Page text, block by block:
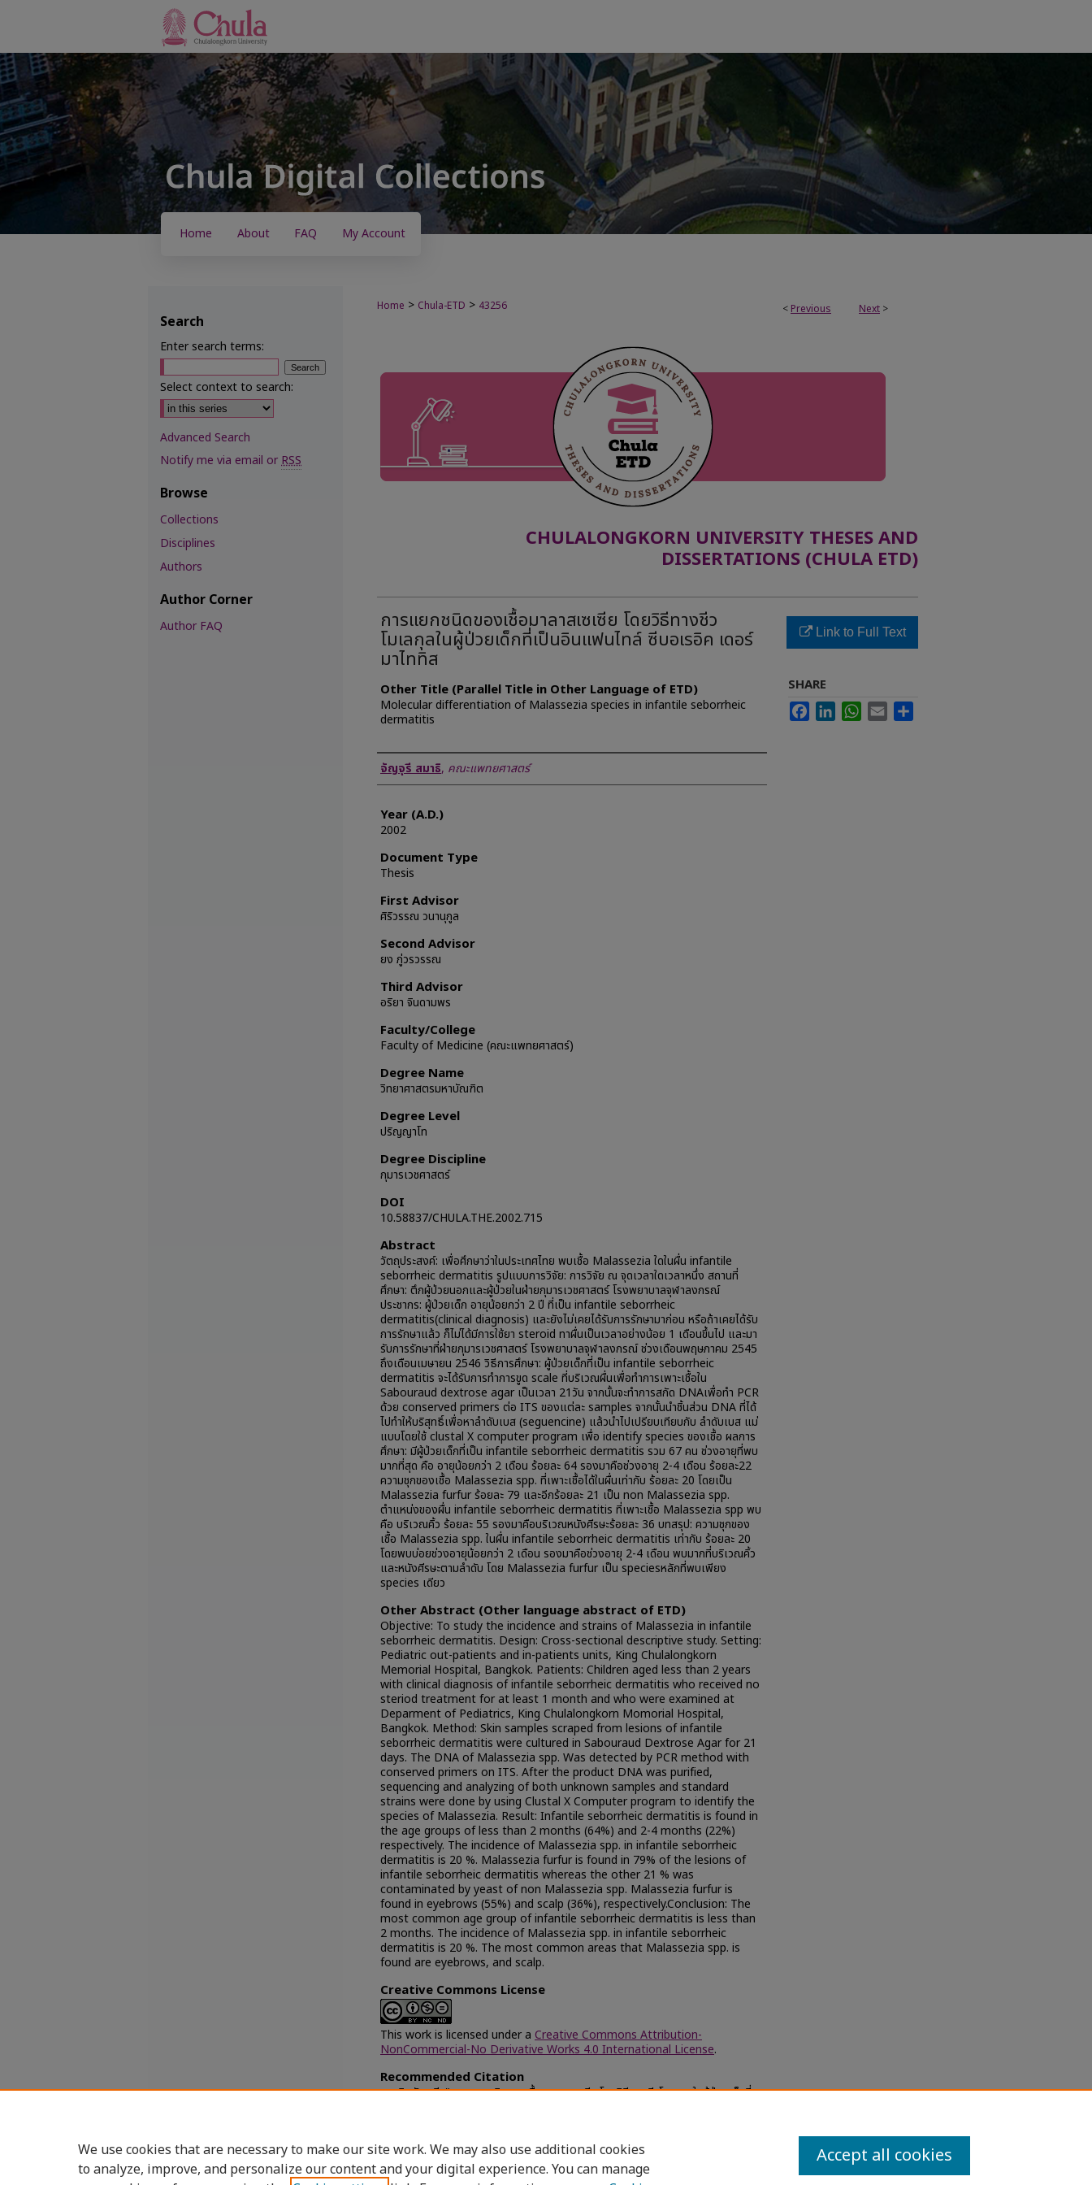
Home About FAQ My Account
< Previous Next >
Home > Chula-ETD > 43256
CHULALONGKORN UNIVERSITY THESES AND
DISSERTATIONS (CHULA ETD)
การแยกชนิดของเชื้อมาลาสเซเซีย โดยวิธีทางชีว
โมเลกุลในผู้ป่วยเด็กที่เป็นอินแฟนไทล์ ซีบอเรอิค เดอร์
มาไททิส
Other Title (Parallel Title in Other Language of ETD)
Molecular differentiation of Malassezia species in infantile seborrheic
dermatitis
Author
จัญจุรี สมาธิ, คณะแพทยศาสตร์
Year (A.D.)
2002
Document Type
Thesis
First Advisor
ศิริวรรณ วนานุกูล
Second Advisor
ยง ภู่วรวรรณ
Third Advisor
อริยา จินดามพร
Faculty/College
Faculty of Medicine (คณะแพทยศาสตร์)
Degree Name
วิทยาศาสตรมหาบัณฑิต
Degree Level
ปริญญาโท
Degree Discipline
กุมารเวชศาสตร์
DOI
10.58837/CHULA.THE.2002.715
Abstract
วัตถุประสงค์: เพื่อศึกษาว่าในประเทศไทย พบเชื้อ Malassezia ใดในผื่น infantile
seborrheic dermatitis รูปแบบการวิจัย: การวิจัย ณ จุดเวลาใดเวลาหนึ่ง สถานที่
ศึกษา: ตึกผู้ป่วยนอกและผู้ป่วยในฝ่ายกุมารเวชศาสตร์ โรงพยาบาลจุฬาลงกรณ์
ประชากร: ผู้ป่วยเด็ก อายุน้อยกว่า 2 ปี ที่เป็น infantile seborrheic
dermatitis(clinical diagnosis) และยังไม่เคยได้รับการรักษามาก่อน หรือถ้าเคยได้รับ
การรักษาแล้ว ก็ไม่ได้มีการใช้ยา steroid ทาผื่นเป็นเวลาอย่างน้อย 1 เดือนขึ้นไป และมา
รับการรักษาที่ฝ่ายกุมารเวชศาสตร์ โรงพยาบาลจุฬาลงกรณ์ ช่วงเดือนพฤษภาคม 2545
ถึงเดือนเมษายน 2546 วิธีการศึกษา: ผู้ป่วยเด็กที่เป็น infantile seborrheic
dermatitis จะได้รับการทำการขูด scale ที่บริเวณผื่นเพื่อทำการเพาะเชื้อใน
Sabouraud dextrose agar เป็นเวลา 21วัน จากนั้นจะทำการสกัด DNAเพื่อทำ PCR
ด้วย conserved primers ต่อ ITS ของแต่ละ samples จากนั้นนำชิ้นส่วน DNA ที่ได้
ไปทำให้บริสุทธิ์เพื่อหาลำดับเบส (seguencine) แล้วนำไปเปรียบเทียบกับ ลำดับเบส แม่
แบบโดยใช้ clustal X computer program เพื่อ identify species ของเชื้อ ผลการ
ศึกษา: มีผู้ป่วยเด็กที่เป็น infantile seborrheic dermatitis รวม 67 คน ช่วงอายุที่พบ
มากที่สุด คือ อายุน้อยกว่า 2 เดือน ร้อยละ 64 รองมาคือช่วงอายุ 2-4 เดือน ร้อยละ22
ความชุกของเชื้อ Malassezia spp. ที่เพาะเชื้อได้ในผื่นเท่ากับ ร้อยละ 20 โดยเป็น
Malassezia furfur ร้อยละ 79 และอีกร้อยละ 21 เป็น non Malassezia spp.
ตำแหน่งของผื่น infantile seborrheic dermatitis ที่เพาะเชื้อ Malassezia spp พบ
คือ บริเวณคิ้ว ร้อยละ 55 รองมาคือบริเวณหนังศีรษะร้อยละ 36 บทสรุป: ความชุกของ
เชื้อ Malassezia spp. ในผื่น infantile seborrheic dermatitis เท่ากับ ร้อยละ 20
โดยพบบ่อยช่วงอายุน้อยกว่า 2 เดือน รองมาคือช่วงอายุ 2-4 เดือน พบมากที่บริเวณคิ้ว
และหนังศีรษะตามลำดับ โดย Malassezia furfur เป็น speciesหลักที่พบเพียง
species เดียว
Other Abstract (Other language abstract of ETD)
Objective: To study the incidence and strains of Malassezia in infantile
seborrheic dermatitis. Design: Cross-sectional descriptive study. Setting:
Pediatric out-patients and in-patients units, King Chulalongkorn
Memorial Hospital, Bangkok. Patients: Children aged less than 2 years
with clinical diagnosis of infantile seborrheic dermatitis who received no
steriod treatment for at least 1 month and who were examined at
Deparment of Pediatrics, King Chulalongkorn Momorial Hospital,
Bangkok. Method: Skin samples scraped from lesions of infantile
seborrheic dermatitis were cultured in Sabouraud Dextrose Agar for 21
days. The DNA of Malassezia spp. Was detected by PCR method with
conserved primers on ITS. After the product DNA was purified,
sequencing and analyzing of both unknown samples and standard
strains were done by using Clustal X Computer program to identify the
species of Malassezia. Result: Infantile seborrheic dermatitis is found in
the age groups of less than 2 months (64%) and 2-4 months (22%)
respectively. The incidence of Malassezia spp. in infantile seborrheic
dermatitis is 20 %. Malassezia furfur is found in 79% of the lesions of
infantile seborrheic dermatitis whereas the other 21 % was
contaminated by yeast of non Malassezia spp. Malassezia furfur is
found in eyebrows (55%) and scalp (36%), respectively.Conclusion: The
most common age group of infantile seborrheic dermatitis is less than
2 months. The incidence of Malassezia spp. in infantile seborrheic
dermatitis is 20 %. The most common areas that Malassezia spp. is
found are eyebrows, and scalp.
Creative Commons License
This work is licensed under a Creative Commons Attribution-
NonCommercial-No Derivative Works 4.0 International License.
Recommended Citation
สมาธิ, จัญจุรี, "การแยกชนิดของเชื้อมาลาสเซเซีย โดยวิธีทางชีวโมเลกุลในผู้ป่วยเด็กที่
Link to Full Text
SHARE
FacebookLinkedInWhatsApp
Email
Search
Enter search terms:
Select context to search:
Advanced Search
Notify me via email orRSS
Browse
Collections
Disciplines
Authors
Author Corner
Author FAQ
We use cookies that are necessary to make our site work. We may also use additional cookies
to analyze, improve, and personalize our content and your digital experience. You can manage
Accept all cookies